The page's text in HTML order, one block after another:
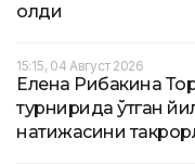
олди
15:15, 04 Август 2026
Елена Рибакина
турнирида ўтган
натижасини